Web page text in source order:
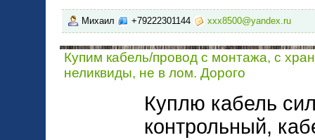
Михаил +79222301144 xxx8500@yandex.ru
Купим кабель/провод с монтажа, с
неликвиды, не в лом. Дорого
Куплю кабель
контрольный,